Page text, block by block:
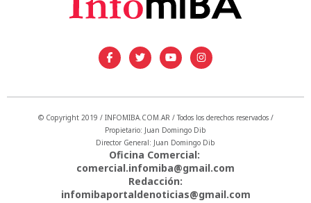
© Copyright 2019 / INFOMIBA.COM.AR / Todos los derechos reservados /
Propietario: Juan Domingo Dib
Director General: Juan Domingo Dib
Oficina Comercial:
comercial.infomiba@gmail.com
Redacción:
infomibaportaldenoticias@gmail.com